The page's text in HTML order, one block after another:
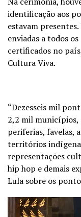
identificação aos
estavam
enviadas a todos
certificados no
Cultura Viva.
“Dezesseis mil
2,2 mil municípios,
periferias, favelas,
territórios
representações
hip hop e demais
Lula sobre os